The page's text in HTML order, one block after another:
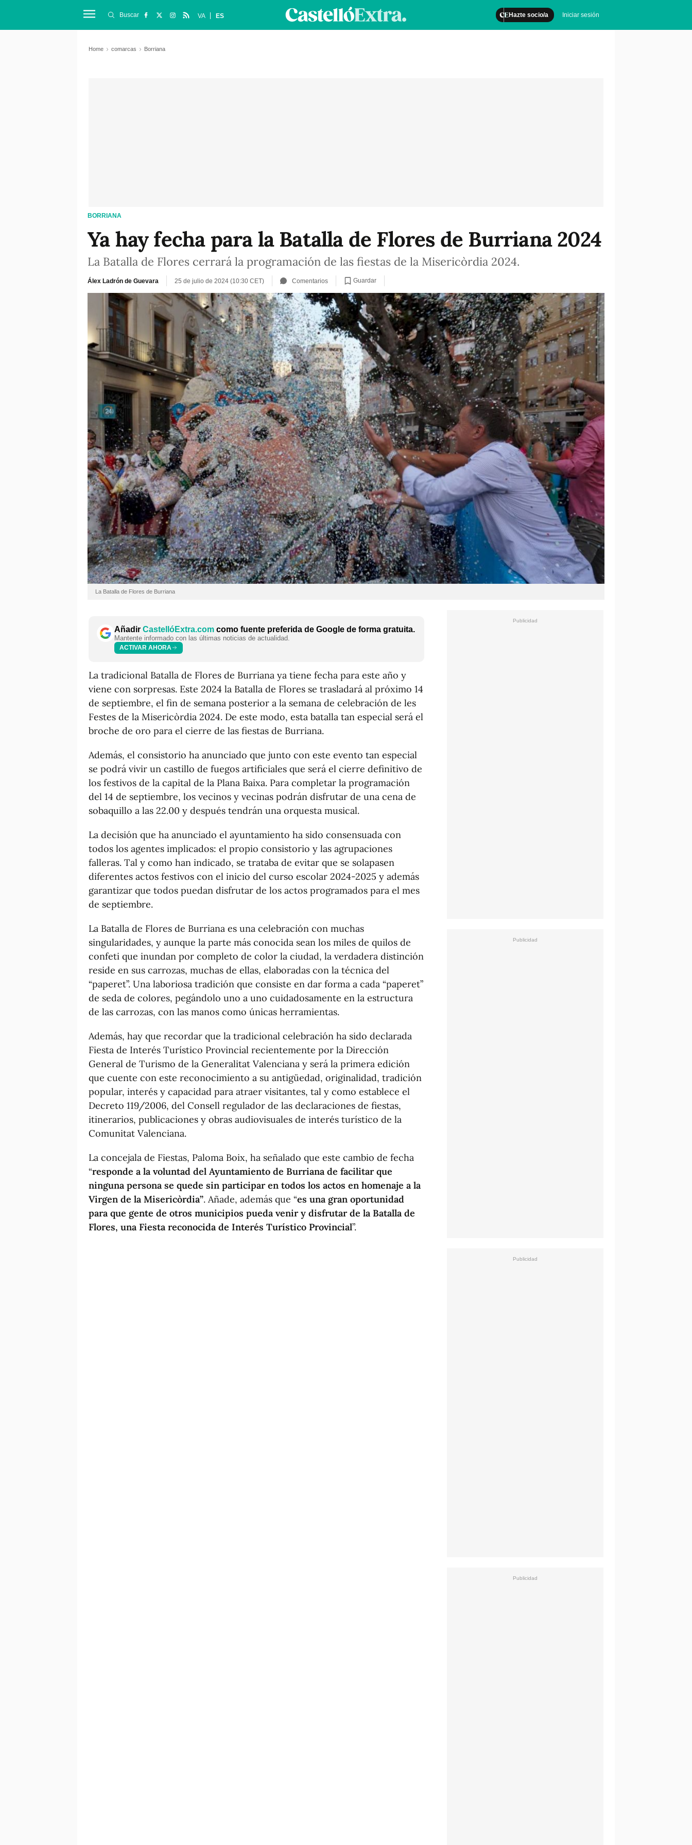
Hazte socio/a Iniciar sesión
Buscar VA ES
Home comarcas Borriana
BORRIANA
Ya hay fecha para la Batalla de Flores de Burriana 2024
La Batalla de Flores cerrará la programación de las fiestas de la Misericòrdia 2024.
Álex Ladrón de Guevara 25 de julio de 2024 (10:30 CET) Comentarios Guardar
La Batalla de Flores de Burriana
Añadir CastellóExtra.com como fuente preferida de Google de forma gratuita.
Mantente informado con las últimas noticias de actualidad.
ACTIVAR AHORA
La tradicional Batalla de Flores de Burriana ya tiene fecha para este año y
viene con sorpresas. Este 2024 la Batalla de Flores se trasladará al próximo 14
de septiembre, el fin de semana posterior a la semana de celebración de les
Festes de la Misericòrdia 2024. De este modo, esta batalla tan especial será el
broche de oro para el cierre de las fiestas de Burriana.
Además, el consistorio ha anunciado que junto con este evento tan especial
se podrá vivir un castillo de fuegos artificiales que será el cierre definitivo de
los festivos de la capital de la Plana Baixa. Para completar la programación
del 14 de septiembre, los vecinos y vecinas podrán disfrutar de una cena de
sobaquillo a las 22.00 y después tendrán una orquesta musical.
La decisión que ha anunciado el ayuntamiento ha sido consensuada con
todos los agentes implicados: el propio consistorio y las agrupaciones
falleras. Tal y como han indicado, se trataba de evitar que se solapasen
diferentes actos festivos con el inicio del curso escolar 2024-2025 y además
garantizar que todos puedan disfrutar de los actos programados para el mes
de septiembre.
La Batalla de Flores de Burriana es una celebración con muchas
singularidades, y aunque la parte más conocida sean los miles de quilos de
confeti que inundan por completo de color la ciudad, la verdadera distinción
reside en sus carrozas, muchas de ellas, elaboradas con la técnica del
“paperet”. Una laboriosa tradición que consiste en dar forma a cada “paperet”
de seda de colores, pegándolo uno a uno cuidadosamente en la estructura
de las carrozas, con las manos como únicas herramientas.
Además, hay que recordar que la tradicional celebración ha sido declarada
Fiesta de Interés Turístico Provincial recientemente por la Dirección
General de Turismo de la Generalitat Valenciana y será la primera edición
que cuente con este reconocimiento a su antigüedad, originalidad, tradición
popular, interés y capacidad para atraer visitantes, tal y como establece el
Decreto 119/2006, del Consell regulador de las declaraciones de fiestas,
itinerarios, publicaciones y obras audiovisuales de interés turístico de la
Comunitat Valenciana.
La concejala de Fiestas, Paloma Boix, ha señalado que este cambio de fecha
“responde a la voluntad del Ayuntamiento de Burriana de facilitar que
ninguna persona se quede sin participar en todos los actos en homenaje a la
Virgen de la Misericòrdia”. Añade, además que “es una gran oportunidad
para que gente de otros municipios pueda venir y disfrutar de la Batalla de
Flores, una Fiesta reconocida de Interés Turístico Provincial”.